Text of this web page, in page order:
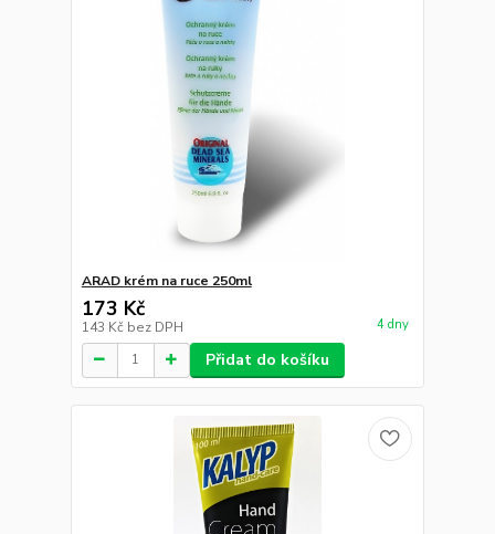
ARAD krém na ruce 250ml
173 Kč
143 Kč bez DPH 4 dny
Přidat do košíku